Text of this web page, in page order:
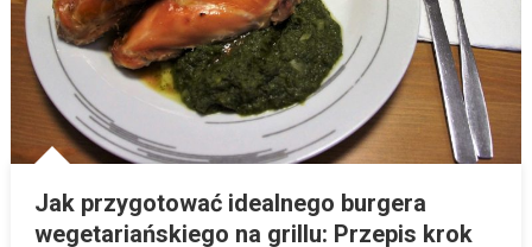
Jak przygotować idealnego burgera
wegetariańskiego na grillu: Przepis krok